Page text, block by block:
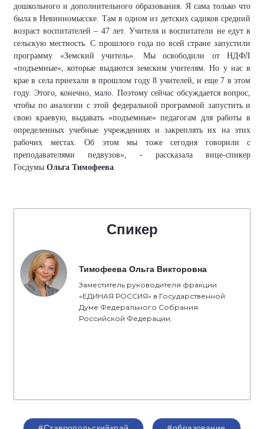
дошкольного и дополнительного образования. Я сама только что
была в Невинномысске. Там в одном из детских садиков средний
возраст воспитателей – 47 лет.Учителя и воспитатели не едут в
сельскую местность. С прошлого года по всей стране запустили
программу «Земский учитель». Мы освободили от НДФЛ
«подъемные», которые выдаются земским учителям. Но у нас в
крае в села приехали в прошлом году 8 учителей, и еще 7 в этом
году. Этого, конечно, мало. Поэтому сейчас обсуждается вопрос,
чтобы по аналогии с этой федеральной программой запустить и
свою краевую, выдавать «подъемные» педагогам для работы в
определенных учебные учреждениях изакреплять их на этих
рабочих местах. Об этом мы тоже сегодня говорили с
преподавателями педвузов» , - рассказала вице-спикер
Госдумы Ольга Тимофеева
Спикер
Тимофеева Ольга Викторовна
Заместитель руководителя фракции
«ЕДИНАЯ РОССИЯ» в Государственной
Думе Федерального Собрания
Российской Федерации.